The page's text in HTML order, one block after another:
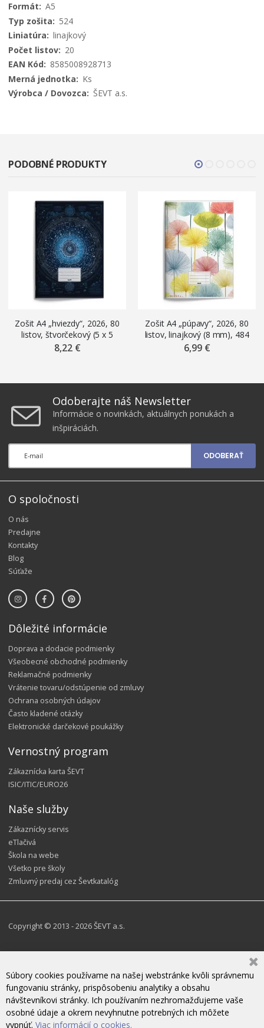
A5
524
linajkový
20
8585008928713
Ks
ŠEVT a.s.
PODOBNÉ PRODUKTY
Zošit A4 „hviezdy“, 2026, 80
listov, štvorčekový (5 x 5
mm), 485
8,22 €
Zošit A4 „púpavy“, 2026, 80
listov, linajkový (8 mm), 484
6,99 €
Odoberajte náš Newsletter
Informácie o novinkách, aktuálnych ponukách a
inšpiráciách.
ODOBERAŤ
O spoločnosti
O nás
Predajne
Kontakty
Blog
Súťaže
Dôležité informácie
Doprava a dodacie podmienky
Všeobecné obchodné podmienky
Reklamačné podmienky
Vrátenie tovaru/odstúpenie od zmluvy
Ochrana osobných údajov
Často kladené otázky
Elektronické darčekové poukážky
Vernostný program
Zákaznícka karta ŠEVT
ISIC/ITIC/EURO26
Naše služby
Zákaznícky servis
eTlačivá
Škola na webe
Všetko pre školy
Zmluvný predaj cez Ševtkatalóg
Copyright © 2013 - 2026 ŠEVT a.s.
Súbory cookies používame na našej webstránke kvôli správnemu
fungovaniu stránky, prispôsobeniu analytiky a obsahu
návštevníkovi stránky. Ich používaním nezhromažďujeme vaše
osobné údaje a okrem nevyhnutne potrebných ich môžete
vypnúť. Viac informácií o cookies.